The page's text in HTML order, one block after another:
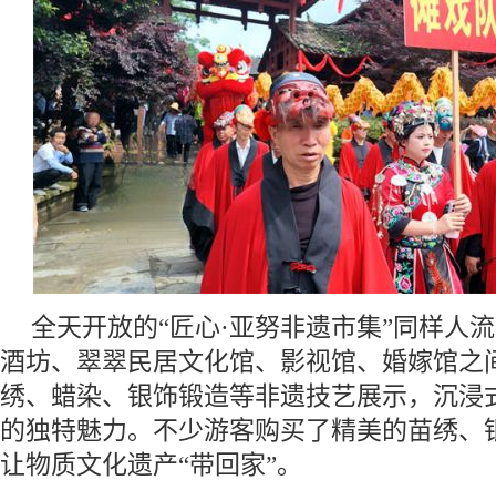
全天开放的“匠心·亚努非遗市集”同样人
酒坊、翠翠民居文化馆、影视馆、婚嫁馆之
绣、蜡染、银饰锻造等非遗技艺展示，沉浸
的独特魅力。不少游客购买了精美的苗绣、
让物质文化遗产“带回家”。